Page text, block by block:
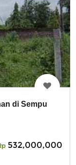
di Sempu
532,000,000